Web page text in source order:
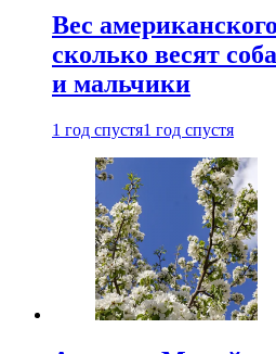
Вес
сколько весят
и мальчики
1 год спустя1 год спустя